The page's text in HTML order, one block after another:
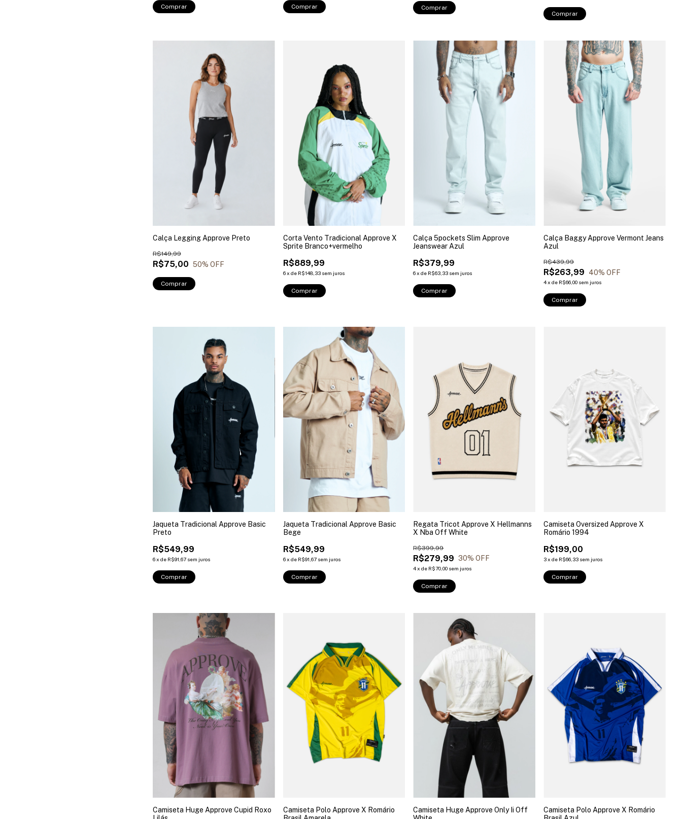
Comprar Comprar Comprar
Comprar
Calça Legging Approve Preto
R$75,00
R$149,99
50% OFF
Comprar
Corta Vento Tradicional Approve X
Sprite Branco+vermelho
R$889,99
6 x de R$148,33 sem juros
Comprar
Calça 5pockets Slim Approve
Jeanswear Azul
R$379,99
6xde R$63,33 sem juros
Comprar
Calça Baggy Approve Vermont Jeans
Azul
R$263,99
R$439,99
40% OFF
4xde R$66,00 sem juros
Comprar
Jaqueta Tradicional Approve Basic
Preto
R$549,99
6x de R$91,67 sem juros
Comprar
Jaqueta Tradicional Approve Basic
Bege
R$549,99
6 x de R$91,67 sem juros
Comprar
Regata Tricot Approve X Hellmanns
X Nba Off White
R$279,99
R$399,99
30% OFF
4xde R$70,00 sem juros
Comprar
Camiseta Oversized Approve X
Romário 1994
R$199,00
3xde R$66,33 sem juros
Comprar
Camiseta Huge Approve Cupid Roxo
Camiseta Polo Approve X Romário
Camiseta Huge Approve Only Ii Off
Camiseta Polo Approve X Romário